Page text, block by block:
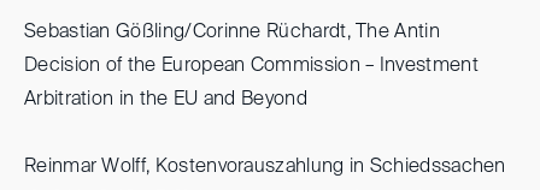
Sebastian Gößling/Corinne Rüchardt, The Antin
Decision of the European Commission – Investment
Arbitration in the EU and Beyond
Reinmar Wolff, Kostenvorauszahlung in Schiedssachen